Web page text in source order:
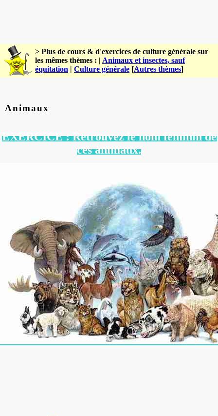
> Plus de cours & d'exercices de culture générale sur
les mêmes thèmes : | Animaux et insectes, sauf
équitation | Culture générale [Autres thèmes]
Animaux
EXERCICE : Retrouvez le nom féminin de
ces animaux.